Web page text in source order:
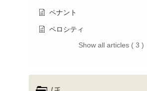
ペナント
ペロシティ
Show all articles ( 3 )